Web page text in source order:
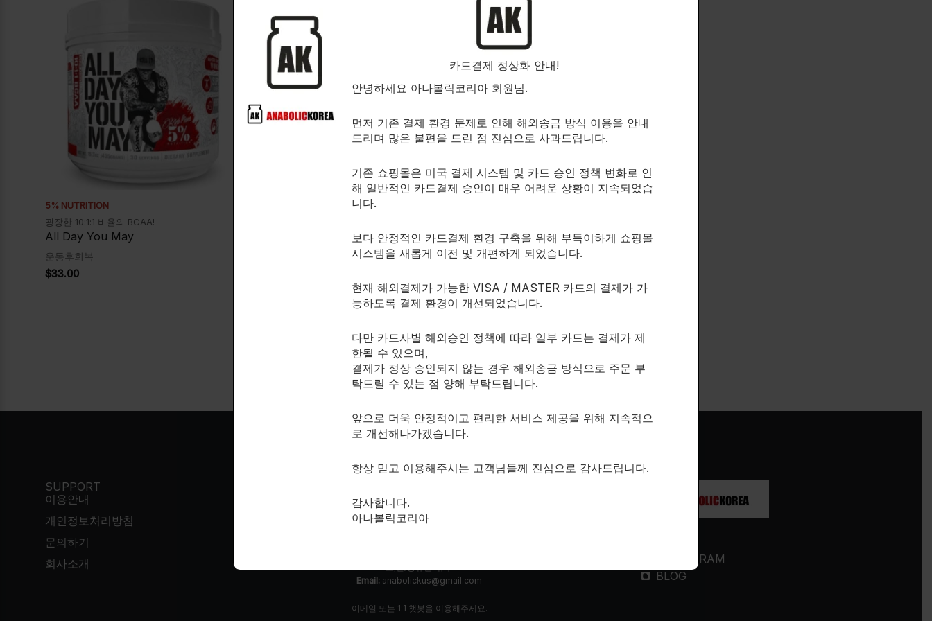
5% NUTRITION
굉장한 10:1:1 비율의 BCAA!
All Day You May
운동후회복
$33.00
품절
post-workout recovery!
in-one post-workout recovery matrix!
Reload V5
$43.00
841g. Orange Mango
SUPPORT
이용안내
개인정보처리방침
문의하기
회사소개
고객센터:
평일: 10:00~17:00
한국시간과 달라 답변이 실시간으로 응대가 어려운점 양해 부탁드리겠습니다.
Email: anabolickus@gmail.com
이메일 또는 1:1 챗봇을 이용해주세요.
INSTAGRAM
BLOG
카드결제 정상화 안내!
안녕하세요 아나볼릭코리아 회원님.
먼저 기존 결제 환경 문제로 인해 해외송금 방식 이용을 안내
드리며 많은 불편을 드린 점 진심으로 사과드립니다.
기존 쇼핑몰은 미국 결제 시스템 및 카드 승인 정책 변화로 인
해 일반적인 카드결제 승인이 매우 어려운 상황이 지속되었습
니다.
보다 안정적인 카드결제 환경 구축을 위해 부득이하게 쇼핑몰
시스템을 새롭게 이전 및 개편하게 되었습니다.
현재 해외결제가 가능한 VISA / MASTER 카드의 결제가 가
능하도록 결제 환경이 개선되었습니다.
다만 카드사별 해외승인 정책에 따라 일부 카드는 결제가 제
한될 수 있으며,
결제가 정상 승인되지 않는 경우 해외송금 방식으로 주문 부
탁드릴 수 있는 점 양해 부탁드립니다.
앞으로 더욱 안정적이고 편리한 서비스 제공을 위해 지속적으
로 개선해나가겠습니다.
항상 믿고 이용해주시는 고객님들께 진심으로 감사드립니다.
감사합니다.
아나볼릭코리아